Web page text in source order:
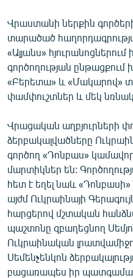
English
Русский
ՀԵՏԵՎԵՔ ՄԵԶ
«Ազատության» բոլոր
Վրաստանի ներքին
տարածած
«Ալյանս»
գործողության
«Բերետա» և «Մակարով»
փամփուշտներ և մեկ
Վրացական աղբյուրների
ձերբակալվածները
գործող «Դոնբաս»
մարտիկներ են:
հետ է եղել նաև
այժմ Ուկրաինայի
հարցերով մշտական
պաշտոնը զբաղեցնող
Ուկրաինական
Սեմենչենկոն
բացառապես իր